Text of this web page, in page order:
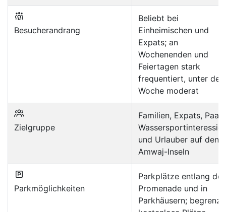
Besucherandrang
Beliebt bei
Einheimischen und
Expats; an
Wochenenden und
Feiertagen stark
frequentiert, unter der
Woche moderat
Zielgruppe
Familien, Expats,
und Urlauber auf den
Amwaj-Inseln
Parkmöglichkeiten
Parkplätze entlang der
Promenade und in
Parkhäusern;